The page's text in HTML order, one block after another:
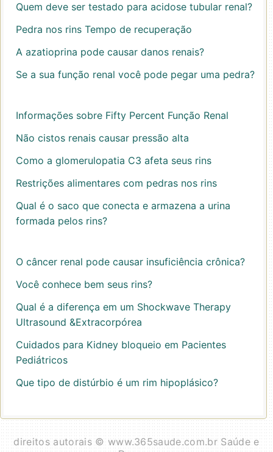
Quem deve ser testado para acidose tubular renal?
Pedra nos rins Tempo de recuperação
A azatioprina pode causar danos renais?
Se a sua função renal você pode pegar uma pedra?
Informações sobre Fifty Percent Função Renal
Não cistos renais causar pressão alta
Como a glomerulopatia C3 afeta seus rins
Restrições alimentares com pedras nos rins
Qual é o saco que conecta e armazena a urina
formada pelos rins?
O câncer renal pode causar insuficiência crônica?
Você conhece bem seus rins?
Qual é a diferença em um Shockwave Therapy
Ultrasound &Extracorpórea
Cuidados para Kidney bloqueio em Pacientes
Pediátricos
Que tipo de distúrbio é um rim hipoplásico?
direitos autorais © www.365saude.com.br Saúde e